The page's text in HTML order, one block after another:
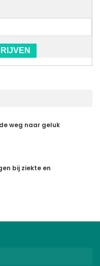
de weg naar geluk
bij ziekte en